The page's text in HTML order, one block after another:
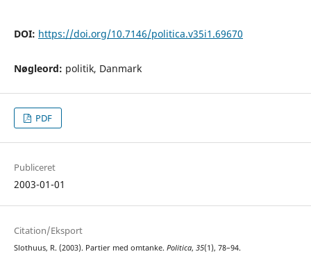
DOI: https://doi.org/10.7146/politica.v35i1.69670
Nøgleord: politik, Danmark
PDF
Publiceret
2003-01-01
Citation/Eksport
Slothuus, R. (2003). Partier med omtanke. Politica, 35(1), 78–94.